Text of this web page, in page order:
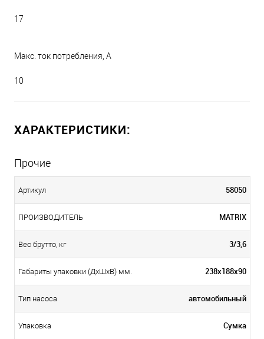
17
Макс. ток потребления, А
10
ХАРАКТЕРИСТИКИ:
Прочие
Артикул 58050
ПРОИЗВОДИТЕЛЬ MATRIX
Вес брутто, кг 3/3,6
Габариты упаковки (ДхШхВ) мм. 238х188х90
Тип насоса автомобильный
Упаковка Сумка